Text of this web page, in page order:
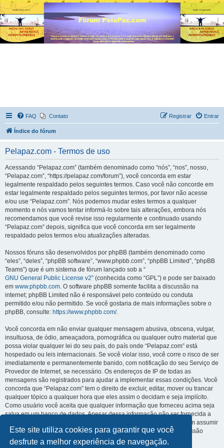
Este site utiliza cookies para garantir que você
desfrute a melhor experiência de navegação.
FAQ Contato Entrar
Registrar
Índice do fórum
Pelapaz.com - Termos de uso
Acessando “Pelapaz.com” (também denominado como “nós”, “nos”, nosso,
“Pelapaz.com”, “https://pelapaz.com/forum”), você concorda em estar
legalmente respaldado pelos seguintes termos. Caso você não concorde em
estar legalmente respaldado pelos seguintes termos, por favor não acesse
e/ou use “Pelapaz.com”. Nós podemos mudar estes termos a qualquer
momento e nós vamos tentar informá-lo sobre tais alterações, embora nós
recomendamos que você revise isso regularmente e continuado usando
“Pelapaz.com” depois, significa que você concorda em ser legalmente
respaldado pelos termos e/ou atualizações alteradas.
Nossos fóruns são desenvolvidos por phpBB (também denominado como
“eles”, “deles”, “phpBB software”, “www.phpbb.com”, “phpBB Limited”, “phpBB
Teams”) que é um sistema de fórum lançado sob a “
GNU General Public License v2” (conhecida como “GPL”) e pode ser baixado
em www.phpbb.com. O software phpBB somente facilita a discussão na
internet; phpBB Limited não é responsável pelo conteúdo ou conduta
permitido e/ou não permitido. Se você gostaria de mais informações sobre o
phpBB, consulte: https://www.phpbb.com/.
Você concorda em não enviar qualquer mensagem abusiva, obscena, vulgar,
insultuosa, de ódio, ameaçadora, pornográfica ou qualquer outro material que
possa violar qualquer lei do seu país, do país onde “Pelapaz.com” está
hospedado ou leis internacionais. Se você violar isso, você corre o risco de ser
imediatamente e permanentemente banido, com notificação do seu Serviço de
Provedor de Internet, se necessário. Os endereços de IP de todas as
mensagens são registrados para ajudar a implementar essas condições. Você
concorda que “Pelapaz.com” tem o direito de excluir, editar, mover ou trancar
qualquer tópico a qualquer hora que eles assim o decidam e seja implícito.
Como usuário você aceita que qualquer informação que forneceu acima seja
salva em um banco de dados. Apesar dessa informação não ser fornecida a
terceiros sem a sua autorização, “Pelapaz.com” ou phpBB não podem assumir
a responsabilidade por qualquer tentativa ou ato de hacking, intromissão
forçada e ilegal que conduza a exposição dessa informação.